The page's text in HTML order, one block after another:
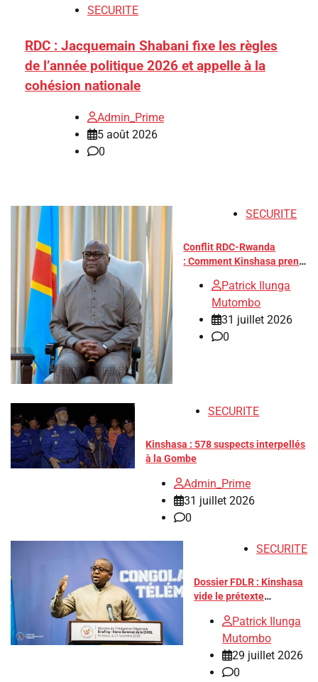
SECURITE
RDC : Jacquemain Shabani fixe les règles
de l’année politique 2026 et appelle à la
cohésion nationale
Admin_Prime
5 août 2026
0
SECURITE
Conflit RDC-Rwanda
: Comment Kinshasa prend
contrôle du front
diplomatique
Patrick Ilunga
Mutombo
31 juillet 2026
0
SECURITE
Kinshasa : 578 suspects interpellés
à la Gombe
Admin_Prime
31 juillet 2026
0
SECURITE
Dossier FDLR : Kinshasa
vide le prétexte
Rwanda Patrick Ilunga
Mutombo
29 juillet 2026
0